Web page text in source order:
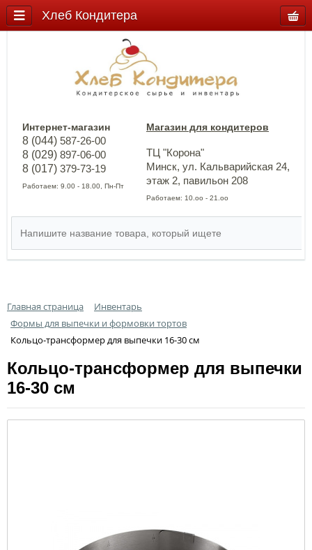
Интернет-магазин
8 (044) 587-26-00
8 (029) 897-06-00
8 (017) 379-73-19
Работаем: 9.00 - 18.00, Пн-Пт
Магазин для кондитеров
ТЦ "Корона"
Минск, ул. Кальварийская 24,
этаж 2, павильон 208
Работаем: 10.оо - 21.оо
Главная страница
Инвентарь
Формы для выпечки и формовки тортов
Кольцо-трансформер для выпечки 16-30 см
Кольцо-трансформер для выпечки
16-30 см
Хлеб Кондитера